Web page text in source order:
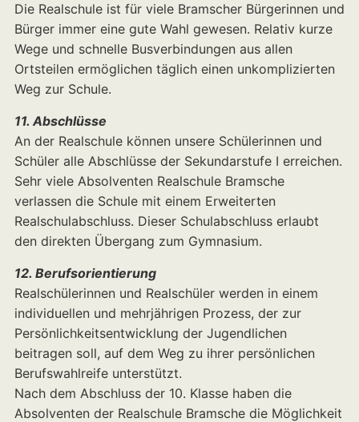
Die Realschule ist für viele Bramscher Bürgerinnen und
Bürger immer eine gute Wahl gewesen. Relativ kurze
Wege und schnelle Busverbindungen aus allen
Ortsteilen ermöglichen täglich einen unkomplizierten
Weg zur Schule.
11. Abschlüsse
An der Realschule können unsere Schülerinnen und
Schüler alle Abschlüsse der Sekundarstufe I erreichen.
Sehr viele Absolventen Realschule Bramsche
verlassen die Schule mit einem Erweiterten
Realschulabschluss. Dieser Schulabschluss erlaubt
den direkten Übergang zum Gymnasium.
12. Berufsorientierung
Realschülerinnen und Realschüler werden in einem
individuellen und mehrjährigen Prozess, der zur
Persönlichkeitsentwicklung der Jugendlichen
beitragen soll, auf dem Weg zu ihrer persönlichen
Berufswahlreife unterstützt.
Nach dem Abschluss der 10. Klasse haben die
Absolventen der Realschule Bramsche die Möglichkeit